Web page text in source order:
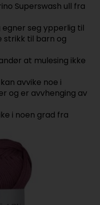
Superswash ull fra
seg ypperlig til
strikk til barn og
at mulesing ikke
avvike noe i
og er avvhenging av
i noen grad fra